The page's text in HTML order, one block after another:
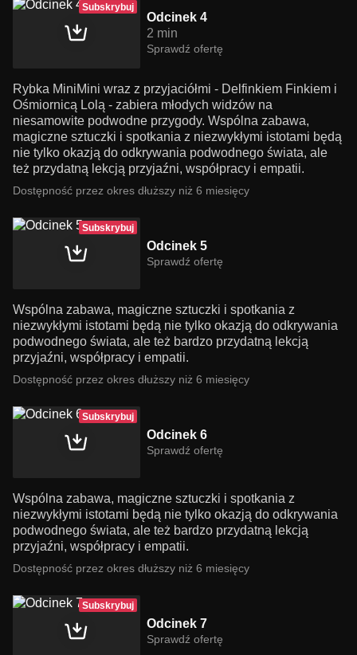
Subskrybuj
Odcinek 4
2 min
Sprawdź ofertę
Rybka MiniMini wraz z przyjaciółmi - Delfinkiem Finkiem i
Ośmiornicą Lolą - zabiera młodych widzów na
niesamowite podwodne przygody. Wspólna zabawa,
magiczne sztuczki i spotkania z niezwykłymi istotami będą
nie tylko okazją do odkrywania podwodnego świata, ale
też przydatną lekcją przyjaźni, współpracy i empatii.
Dostępność przez okres dłuższy niż 6 miesięcy
Subskrybuj
Odcinek 5
Sprawdź ofertę
Wspólna zabawa, magiczne sztuczki i spotkania z
niezwykłymi istotami będą nie tylko okazją do odkrywania
podwodnego świata, ale też bardzo przydatną lekcją
przyjaźni, współpracy i empatii.
Dostępność przez okres dłuższy niż 6 miesięcy
Subskrybuj
Odcinek 6
Sprawdź ofertę
Wspólna zabawa, magiczne sztuczki i spotkania z
niezwykłymi istotami będą nie tylko okazją do odkrywania
podwodnego świata, ale też bardzo przydatną lekcją
przyjaźni, współpracy i empatii.
Dostępność przez okres dłuższy niż 6 miesięcy
Subskrybuj
Odcinek 7
Sprawdź ofertę